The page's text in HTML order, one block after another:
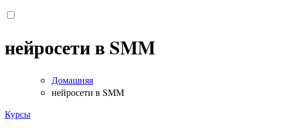
нейросети в SMM
Домашняя
нейросети в SMM
Курсы